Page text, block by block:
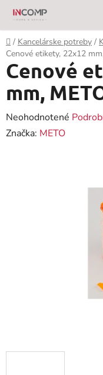
Prejsť
obsah
Domov
/ Kancelárske potreby /
Cenové etikety, 22x12
Cenové
mm,
Priemerné
hodnotenie
Neohodnotené
Značka: METO